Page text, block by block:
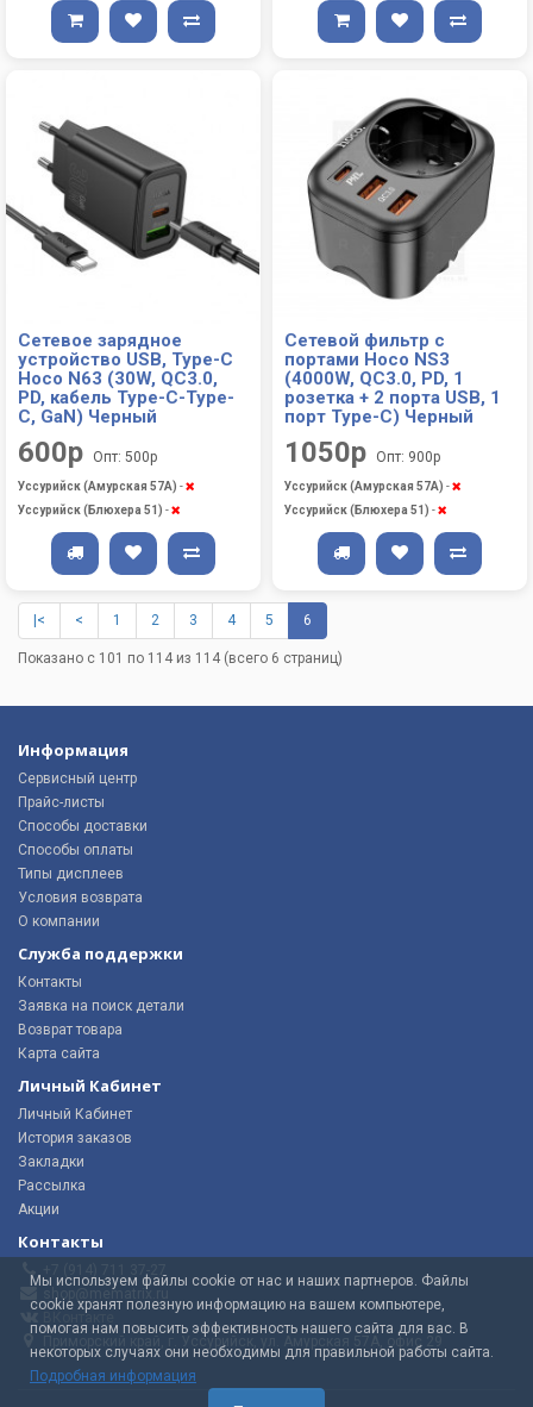
Сетевое зарядное
устройство USB, Type-C
Hoco N63 (30W, QC3.0,
PD, кабель Type-C-Type-
C, GaN) Черный
600р Опт: 500р
Уссурийск (Амурская 57А) -
Уссурийск (Блюхера 51) -
Сетевой фильтр с
портами Hoco NS3
(4000W, QС3.0, PD, 1
розетка + 2 порта USB, 1
порт Type-C) Черный
1050р Опт: 900р
Уссурийск (Амурская 57А) -
Уссурийск (Блюхера 51) -
|< < 1 2 3 4 5 6
Показано с 101 по 114 из 114 (всего 6 страниц)
Информация
Сервисный центр
Прайс-листы
Способы доставки
Способы оплаты
Типы дисплеев
Условия возврата
О компании
Служба поддержки
Контакты
Заявка на поиск детали
Возврат товара
Карта сайта
Личный Кабинет
Личный Кабинет
История заказов
Закладки
Рассылка
Акции
Контакты
+7 (914) 711 37-27
shop@mematrix.ru
ВКонтакте
Приморский край, г. Уссурийск, ул. Амурская 57А, офис 29
Мы используем файлы cookie от нас и наших партнеров. Файлы
cookie хранят полезную информацию на вашем компьютере,
помогая нам повысить эффективность нашего сайта для вас. В
некоторых случаях они необходимы для правильной работы сайта.
Подробная информация